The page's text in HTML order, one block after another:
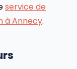
service de
à Annecy.